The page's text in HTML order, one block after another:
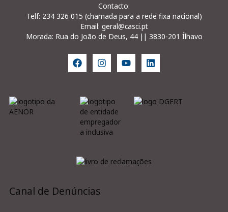
Contacto:
Telf: 234 326 015 (chamada para a rede fixa nacional)
Email: geral@casci.pt
Morada: Rua do João de Deus, 44 || 3830-201 Ílhavo
Canal de Denúncias